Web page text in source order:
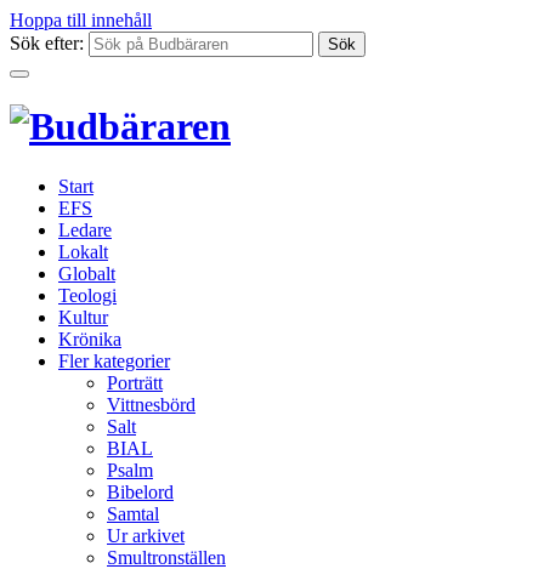
Hoppa till innehåll
Sök efter:
Start
EFS
Ledare
Lokalt
Globalt
Teologi
Kultur
Krönika
Fler kategorier
Porträtt
Vittnesbörd
Salt
BIAL
Psalm
Bibelord
Samtal
Ur arkivet
Smultronställen